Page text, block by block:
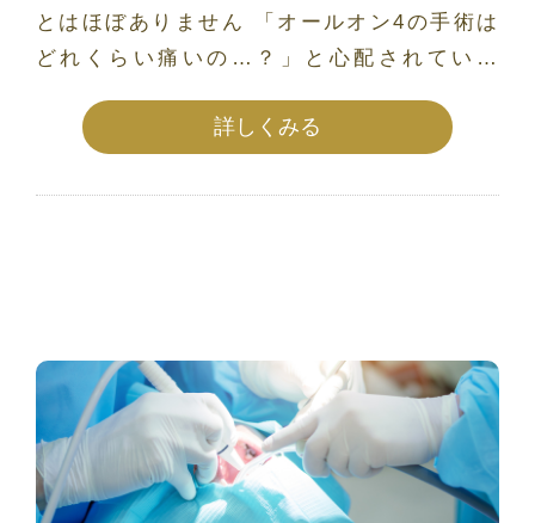
とはほぼありません 「オールオン4の手術は
どれくらい痛いの…？」と心配されている
詳しくみる